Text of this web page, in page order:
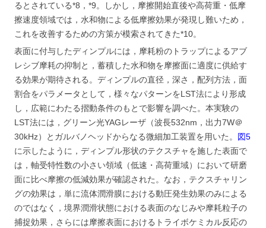
るとされている*8，*9。しかし，摩擦開始直後や高荷重・低摩
擦速度領域では，水和物による低摩擦効果が発現し難いため，
これを改善するための方策が模索されてきた*10。
表面に付与したディンプルには，摩耗粉のトラップによるアブ
レシブ摩耗の抑制と，蓄積した水和物を摩擦面に適度に供給す
る効果が期待される。ディンプルの直径，深さ，配列方法，面
割合をパラメータとして，様々なパターンをLST法により形成
し，広範にわたる摺動条件のもとで影響を調べた。本実験の
LST法には，グリーン光YAGレーザ（波長532nm，出力7W＠
30kHz）とガルバノヘッドからなる微細加工装置を用いた。 図5
に示したように，ディンプル形状のテクスチャを施した表面で
は，軸受特性数の小さい領域（低速・高荷重域）において研磨
面に比べ摩擦の低減効果が確認された。なお，テクスチャリン
グの効果は，単に流体潤滑膜における動圧発生効果のみによる
のではなく，境界潤滑状態における表面のなじみや摩耗粒子の
捕捉効果，さらには摩擦表面におけるトライボケミカル反応の